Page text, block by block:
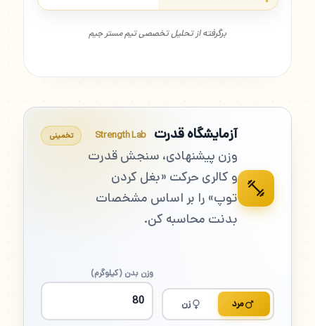
برگرفته از تحلیل تخصصی تیم مستر جیم
آزمایشگاه قدرت Strength Lab
وزن پیشنهادی، سنجش قدرت
و کالری حرکت «بغل کردن
توپ» را بر اساس مشخصات
بدنت محاسبه کن.
تخمینی
مرد زن
وزن بدن (کیلوگرم)